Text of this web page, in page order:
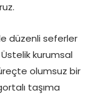
düzenli seferler
kurumsal
olumsuz bir
taşıma